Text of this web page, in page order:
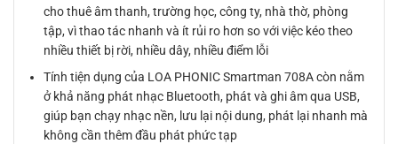
cho thuê âm thanh, trường học, công ty, nhà thờ, phòng
tập, vì thao tác nhanh và ít rủi ro hơn so với việc kéo theo
nhiều thiết bị rời, nhiều dây, nhiều điểm lỗi
Tính tiện dụng của LOA PHONIC Smartman 708A còn nằm
ở khả năng phát nhạc Bluetooth, phát và ghi âm qua USB,
giúp bạn chạy nhạc nền, lưu lại nội dung, phát lại nhanh mà
không cần thêm đầu phát phức tạp